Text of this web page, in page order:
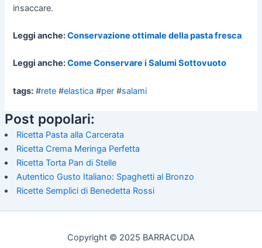
insaccare.
Leggi anche:Conservazione ottimale della pasta fresca
Leggi anche:Come Conservare i Salumi Sottovuoto
tags: #rete #elastica #per #salami
Post popolari:
Ricetta Pasta alla Carcerata
Ricetta Crema Meringa Perfetta
Ricetta Torta Pan di Stelle
Autentico Gusto Italiano: Spaghetti al Bronzo
Ricette Semplici di Benedetta Rossi
Copyright © 2025 BARRACUDA